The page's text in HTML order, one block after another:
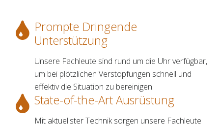
Prompte Dringende
Unterstützung
Unsere Fachleute sind rund um die Uhr verfügbar,
um bei plötzlichen Verstopfungen schnell und
effektiv die Situation zu bereinigen.
State-of-the-Art Ausrüstung
Mit aktuellster Technik sorgen unsere Fachleute